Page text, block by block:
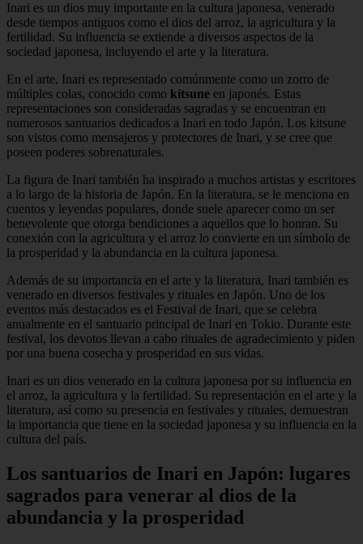
Inari es un dios muy importante en la cultura japonesa, venerado
desde tiempos antiguos como el dios del arroz, la agricultura y la
fertilidad. Su influencia se extiende a diversos aspectos de la
sociedad japonesa, incluyendo el arte y la literatura.
En el arte, Inari es representado comúnmente como un zorro de
múltiples colas, conocido como kitsune en japonés. Estas
representaciones son consideradas sagradas y se encuentran en
numerosos santuarios dedicados a Inari en todo Japón. Los kitsune
son vistos como mensajeros y protectores de Inari, y se cree que
poseen poderes sobrenaturales.
La figura de Inari también ha inspirado a muchos artistas y escritores
a lo largo de la historia de Japón. En la literatura, se le menciona en
cuentos y leyendas populares, donde suele aparecer como un ser
benevolente que otorga bendiciones a aquellos que lo honran. Su
conexión con la agricultura y el arroz lo convierte en un símbolo de
la prosperidad y la abundancia en la cultura japonesa.
Además de su importancia en el arte y la literatura, Inari también es
venerado en diversos festivales y rituales en Japón. Uno de los
eventos más destacados es el Festival de Inari, que se celebra
anualmente en el santuario principal de Inari en Tokio. Durante este
festival, los devotos llevan a cabo rituales de agradecimiento y piden
por una buena cosecha y prosperidad en sus vidas.
Inari es un dios venerado en la cultura japonesa por su influencia en
el arroz, la agricultura y la fertilidad. Su representación en el arte y la
literatura, así como su presencia en festivales y rituales, demuestran
la importancia que tiene en la sociedad japonesa y su influencia en la
cultura del país.
Los santuarios de Inari en Japón: lugares
sagrados para venerar al dios de la
abundancia y la prosperidad